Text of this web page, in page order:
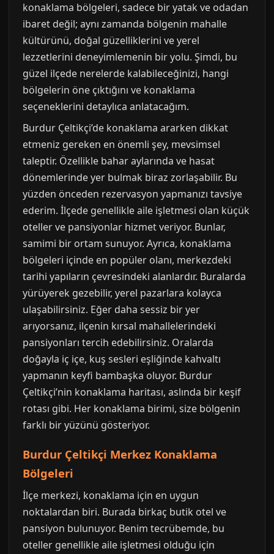
konaklama bölgeleri, sadece bir yatak ve odadan
ibaret değil; aynı zamanda bölgenin mahalle
kültürünü, doğal güzelliklerini ve yerel
lezzetlerini deneyimlemenin bir yolu. Şimdi, bu
güzel ilçede nerelerde kalabileceğinizi, hangi
bölgelerin öne çıktığını ve konaklama
seçeneklerini detaylıca anlatacağım.
Burdur Çeltikçi’de konaklama ararken dikkat
etmeniz gereken en önemli şey, mevsimsel
taleptir. Özellikle bahar aylarında ve hasat
dönemlerinde yer bulmak biraz zorlaşabilir. Bu
yüzden önceden rezervasyon yapmanızı tavsiye
ederim. İlçede genellikle aile işletmesi olan küçük
oteller ve pansiyonlar hizmet veriyor. Bunlar,
samimi bir ortam sunuyor. Ayrıca, konaklama
bölgeleri içinde en popüler olanı, merkezdeki
tarihi yapıların çevresindeki alanlardır. Buralarda
yürüyerek gezebilir, yerel pazarlara kolayca
ulaşabilirsiniz. Eğer daha sessiz bir yer
arıyorsanız, ilçenin kırsal mahallelerindeki
pansiyonları tercih edebilirsiniz. Oralarda
doğayla iç içe, kuş sesleri eşliğinde kahvaltı
yapmanın keyfi bambaşka oluyor. Burdur
Çeltikçi’nin konaklama haritası, aslında bir keşif
rotası gibi. Her konaklama birimi, size bölgenin
farklı bir yüzünü gösteriyor.
Burdur Çeltikçi Merkez Konaklama
Bölgeleri
İlçe merkezi, konaklama için en uygun
noktalardan biri. Burada birkaç butik otel ve
pansiyon bulunuyor. Benim tecrübemde, bu
oteller genellikle aile işletmesi olduğu için